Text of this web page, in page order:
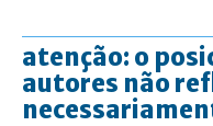
atenção: o
autores não